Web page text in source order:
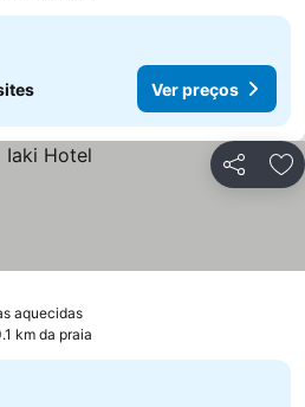
Ver preços
Partilhar
aquecidasVer preços
km da praia